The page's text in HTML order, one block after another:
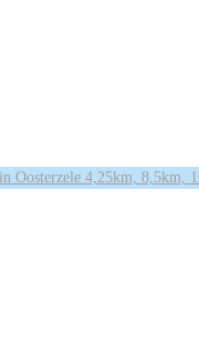
Oosterzele 4,25km, 8,5km,